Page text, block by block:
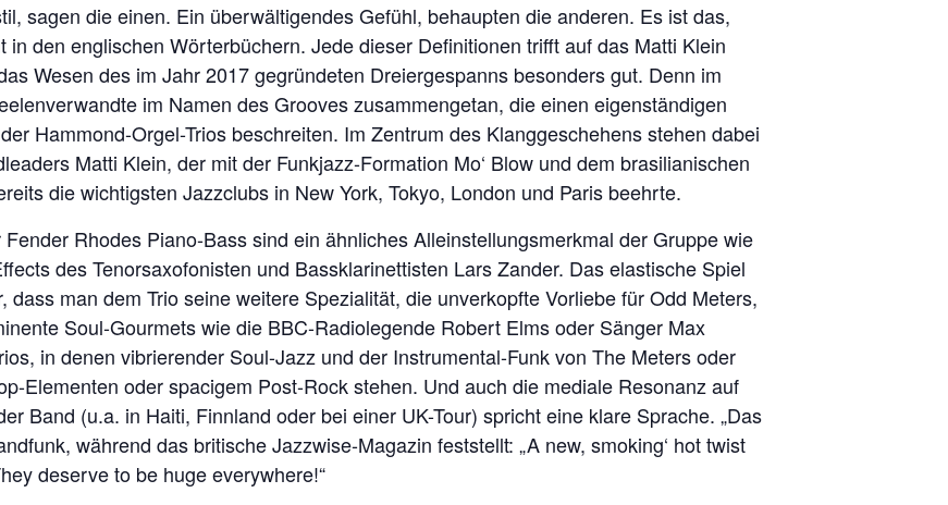
sagen die einen. Ein überwältigendes Gefühl, behaupten die anderen. Es ist das,
den englischen Wörterbüchern. Jede dieser Definitionen trifft auf das Matti Klein
Wesen des im Jahr 2017 gegründeten Dreiergespanns besonders gut. Denn im
im Namen des Grooves zusammengetan, die einen eigenständigen
Hammond-Orgel-Trios beschreiten. Im Zentrum des Klanggeschehens stehen dabei
Matti Klein, der mit der Funkjazz-Formation Mo‘ Blow und dem brasilianischen
die wichtigsten Jazzclubs in New York, Tokyo, London und Paris beehrte.
Rhodes Piano-Bass sind ein ähnliches Alleinstellungsmerkmal der Gruppe wie
des Tenorsaxofonisten und Bassklarinettisten Lars Zander. Das elastische Spiel
man dem Trio seine weitere Spezialität, die unverkopfte Vorliebe für Odd Meters,
Soul-Gourmets wie die BBC-Radiolegende Robert Elms oder Sänger Max
in denen vibrierender Soul-Jazz und der Instrumental-Funk von The Meters oder
Elementen oder spacigem Post-Rock stehen. Und auch die mediale Resonanz auf
Band (u.a. in Haiti, Finnland oder bei einer UK-Tour) spricht eine klare Sprache. „Das
während das britische Jazzwise-Magazin feststellt: „A new, smoking‘ hot twist
deserve to be huge everywhere!“